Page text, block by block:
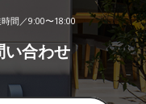
間／9:00〜18:00
い合わせ